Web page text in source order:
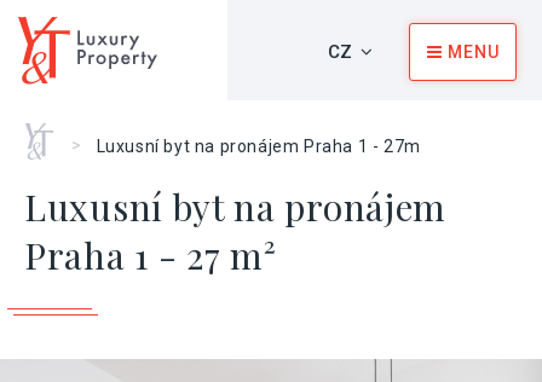
CZ MENU
Home
> Luxusní byt na pronájem Praha 1 - 27m
Luxusní byt na pronájem
Praha 1 - 27 m²